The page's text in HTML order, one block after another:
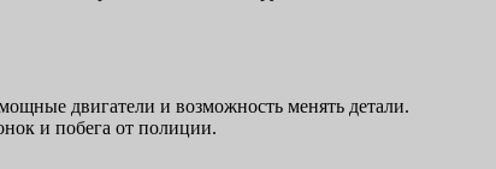
двигатели и возможность менять детали.
и побега от полиции.